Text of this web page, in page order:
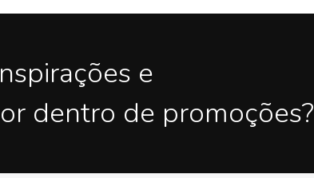
e
dentro de promoções?